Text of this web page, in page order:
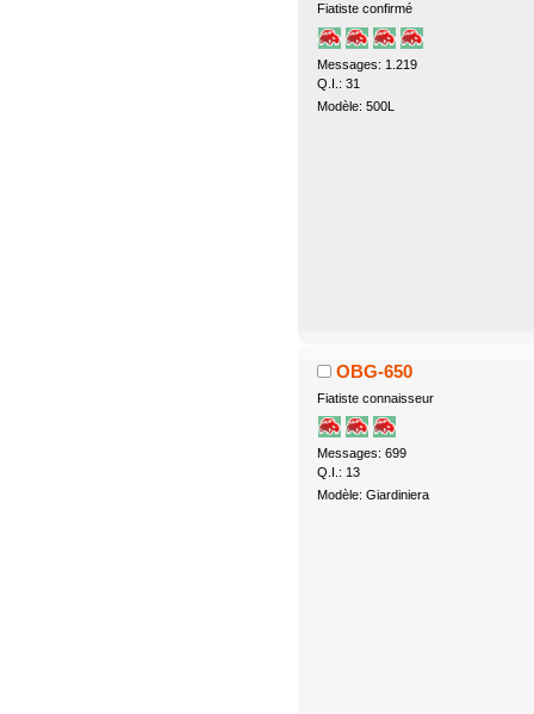
Fiatiste confirmé
Messages: 1.219
Q.I.: 31
Modèle: 500L
OBG-650
Fiatiste connaisseur
Messages: 699
Q.I.: 13
Modèle: Giardiniera